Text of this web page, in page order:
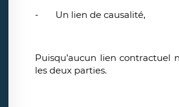
-
Un lien de causalité,
Puisqu’aucun lien contractuel
les deux parties.